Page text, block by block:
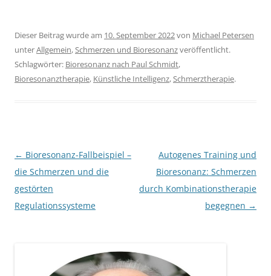
Dieser Beitrag wurde am 10. September 2022von Michael Petersen
unterAllgemein,Schmerzen und Bioresonanzveröffentlicht.
Schlagwörter: Bioresonanz nach Paul Schmidt,
Bioresonanztherapie, Künstliche Intelligenz,Schmerztherapie.
Beitragsnavigation
← Bioresonanz-Fallbeispiel –
die Schmerzen und die
gestörten
Regulationssysteme
Autogenes Training und
Bioresonanz: Schmerzen
durch Kombinationstherapie
begegnen →